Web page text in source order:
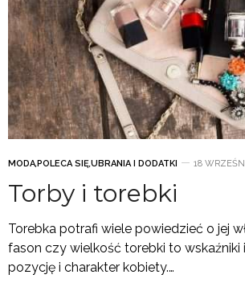
MODA,POLECA SIĘ,UBRANIA I DODATKI 18
Torby i torebki
Torebka potrafi wiele powiedzieć o jej
fason czy wielkość torebki to wskaźniki
pozycję i charakter kobiety.…